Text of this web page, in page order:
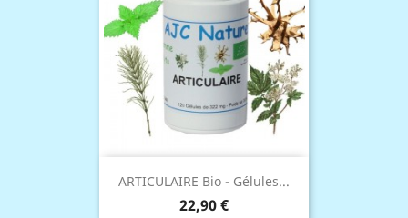
ARTICULAIRE Bio - Gélules...
Prix
22,90 €